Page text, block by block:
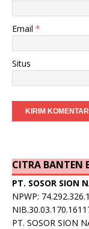
Email *
Situs
CITRA BANTEN
PT. SOSOR SION
NPWP:
PT. SOSOR SION